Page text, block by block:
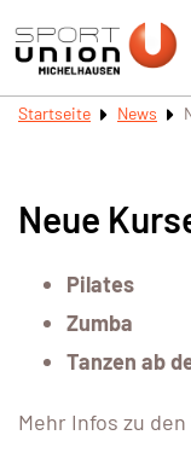
Startseite News
Neue
Pilates
Zumba
Tanzen ab
Mehr Infos zu